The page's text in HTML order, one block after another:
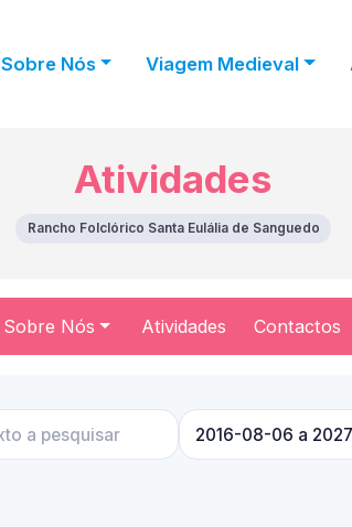
Sobre Nós Viagem Medieval
Atividades
Rancho Folclórico Santa Eulália de Sanguedo
Sobre Nós Atividades Contactos